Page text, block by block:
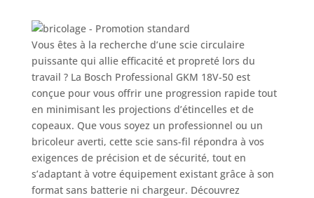
Vous êtes à la recherche d’une scie circulaire
puissante qui allie efficacité et propreté lors du
travail ? La Bosch Professional GKM 18V-50 est
conçue pour vous offrir une progression rapide tout
en minimisant les projections d’étincelles et de
copeaux. Que vous soyez un professionnel ou un
bricoleur averti, cette scie sans-fil répondra à vos
exigences de précision et de sécurité, tout en
s’adaptant à votre équipement existant grâce à son
format sans batterie ni chargeur. Découvrez